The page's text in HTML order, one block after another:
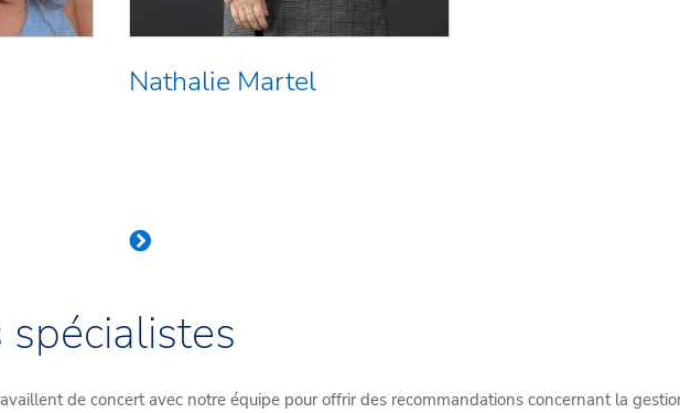
Nathalie Martel
de concert avec notre équipe pour offrir des recommandations concernant la